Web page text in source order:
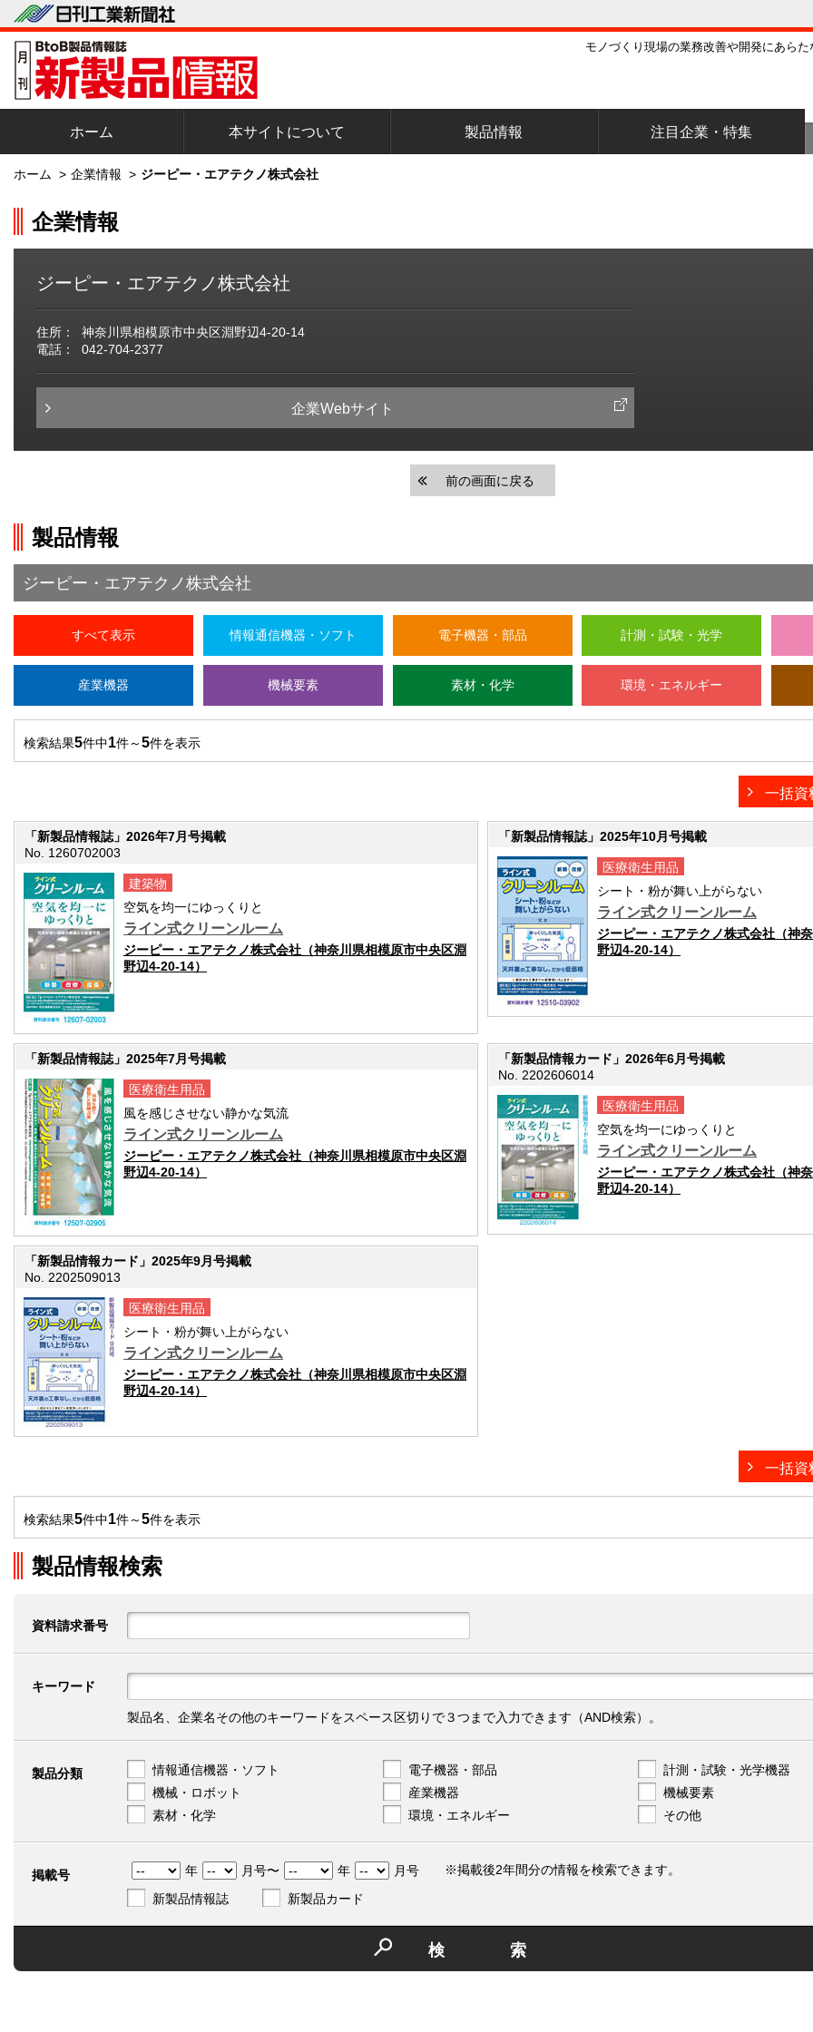
モノづくり現場の業務改善や開発にあら
ホーム 本サイトについて 製品情報 注目企業・特集
ホーム > 企業情報 > ジーピー・エアテクノ株式会社
企業情報
ジーピー・エアテクノ株式会社
住所：
神奈川県相模原市中央区淵野辺4-20-14
電話：
042-704-2377
企業Webサイト
前の画面に戻る
製品情報
ジーピー・エアテクノ株式会社
すべて表示 情報通信機器・ソフト 電子機器・部品 計測・試験・光学
産業機器 機械要素 素材・化学 環境・エネルギー
検索結果5件中1件～5件を表示
一括資
「新製品情報誌」2026年7月号掲載
No. 1260702003
建築物
空気を均一にゆっくりと
ライン式クリーンルーム
ジーピー・エアテクノ株式会社（神奈川県相模原市中央区淵
野辺4-20-14）
「新製品情報誌」2025年10月号掲載
医療衛生用品
シート・粉が舞い上がらない
ライン式クリーンルーム
ジーピー・エアテクノ株式会社（神
野辺4-20-14）
「新製品情報誌」2025年7月号掲載
医療衛生用品
風を感じさせない静かな気流
ライン式クリーンルーム
ジーピー・エアテクノ株式会社（神奈川県相模原市中央区淵
野辺4-20-14）
「新製品情報カード」2026年6月号掲載
No. 2202606014
医療衛生用品
空気を均一にゆっくりと
ライン式クリーンルーム
ジーピー・エアテクノ株式会社（神
野辺4-20-14）
「新製品情報カード」2025年9月号掲載
No. 2202509013
医療衛生用品
シート・粉が舞い上がらない
ライン式クリーンルーム
ジーピー・エアテクノ株式会社（神奈川県相模原市中央区淵
野辺4-20-14）
一括資
検索結果5件中1件～5件を表示
製品情報検索
資料請求番号
キーワード
製品名、企業名その他のキーワードをスペース区切りで３つまで入力できます（AND検索）。
製品分類 情報通信機器・ソフト 電子機器・部品
計測・試験・光学機器
機械・ロボット
産業機器
機械要素
素材・化学
環境・エネルギー その他
掲載号 年 月号〜 年
月号
新製品情報誌
新製品カード
※掲載後2年間分の情報を検索できます。
検索